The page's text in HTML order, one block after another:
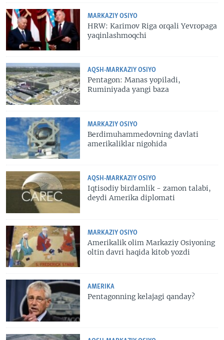
MARKAZIY OSIYO
HRW: Karimov Riga orqali Yevropaga
yaqinlashmoqchi
AQSH-MARKAZIY OSIYO
Pentagon: Manas yopiladi,
Ruminiyada yangi baza
MARKAZIY OSIYO
Berdimuhammedovning davlati
amerikaliklar nigohida
AQSH-MARKAZIY OSIYO
Iqtisodiy birdamlik - zamon talabi,
deydi Amerika diplomati
MARKAZIY OSIYO
Amerikalik olim Markaziy Osiyoning
oltin davri haqida kitob yozdi
AMERIKA
Pentagonning kelajagi qanday?